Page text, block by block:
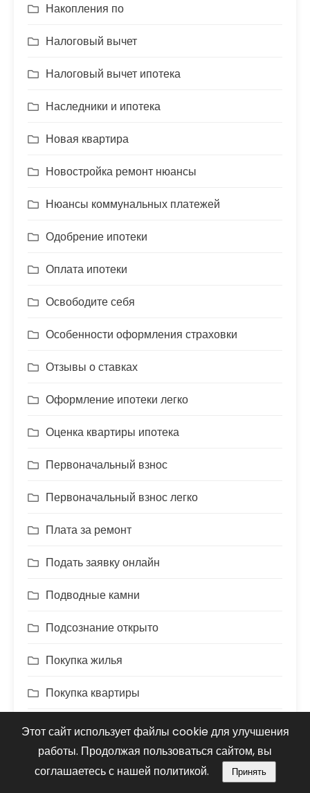
Накопления по
Налоговый вычет
Налоговый вычет ипотека
Наследники и ипотека
Новая квартира
Новостройка ремонт нюансы
Нюансы коммунальных платежей
Одобрение ипотеки
Оплата ипотеки
Освободите себя
Особенности оформления страховки
Отзывы о ставках
Оформление ипотеки легко
Оценка квартиры ипотека
Первоначальный взнос
Первоначальный взнос легко
Плата за ремонт
Подать заявку онлайн
Подводные камни
Подсознание открыто
Покупка жилья
Покупка квартиры
Покупка квартиры СПБ
Полезные советы
Этот сайт использует файлы cookie для улучшения
работы. Продолжая пользоваться сайтом, вы
соглашаетесь с нашей политикой.
Принять